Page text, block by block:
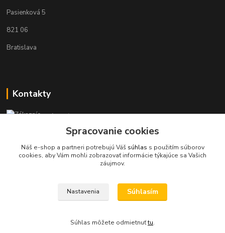
Pasienková 5
821 06
Bratislava
Kontakty
Zákaznícka podpora KaravanPoint
+421902309993
(Po-Pia, 9-18 hod.)
info@karavanpoint.sk
Spracovanie cookies
Náš e-shop a partneri potrebujú Váš súhlas s použitím súborov
cookies, aby Vám mohli zobrazovať informácie týkajúce sa Vašich
záujmov.
Nastavenia Súhlasím
Súhlas môžete odmietnuťtu.